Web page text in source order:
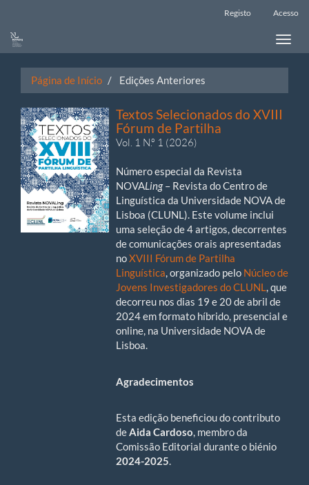
Registo Acesso
Toggle
Página de Início Edições Anteriores
Textos Selecionados do XVIII
Fórum de Partilha
Vol. 1 N.º 1 (2026)
Número especial da Revista
NOVALing– Revista do Centro de
Linguística da Universidade NOVA de
Lisboa (CLUNL). Este volume inclui
uma seleção de 4 artigos, decorrentes
de comunicações orais apresentadas
noXVIII Fórum de Partilha
Linguística, organizado pelo Núcleo de
Jovens Investigadores do CLUNL, que
decorreu nos dias 19 e 20 de abril de
2024 em formato híbrido, presencial e
online, na Universidade NOVA de
Lisboa.
Agradecimentos
Esta edição beneficiou do contributo
deAida Cardoso, membro da
Comissão Editorial durante o biénio
2024-2025.